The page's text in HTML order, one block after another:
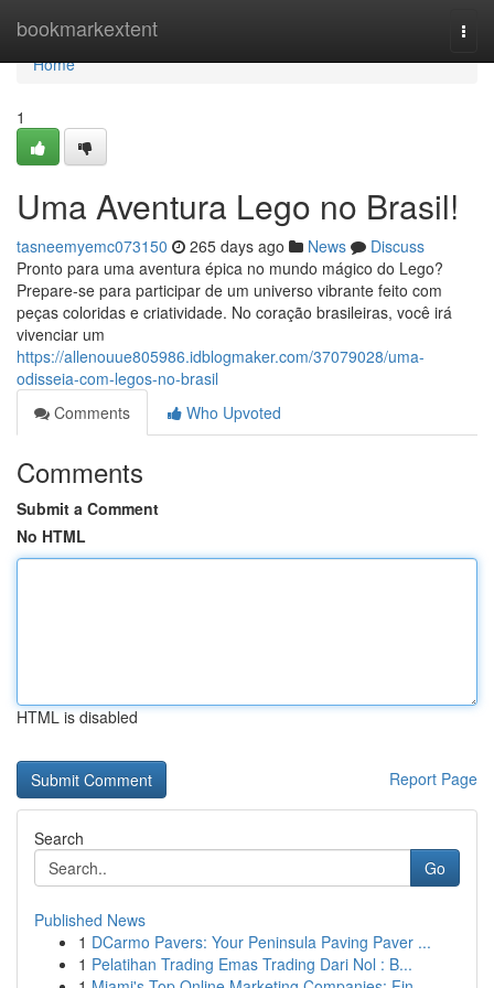
bookmarkextent
Home
Home
1
Uma Aventura Lego no Brasil!
tasneemyemc073150 265 days ago News
Discuss
Pronto para uma aventura épica no mundo mágico do Lego?
Prepare-se para participar de um universo vibrante feito com
peças coloridas e criatividade. No coração brasileiras, você irá
vivenciar um
https://allenouue805986.idblogmaker.com/37079028/uma-
odisseia-com-legos-no-brasil
Comments
Who Upvoted
Comments
Submit a Comment
No HTML
HTML is disabled
Report Page
Search
Go
Published News
1 DCarmo Pavers: Your Peninsula Paving Paver ...
1 Pelatihan Trading Emas Trading Dari Nol : B...